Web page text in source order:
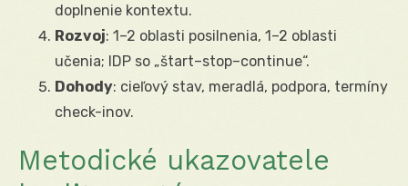
doplnenie kontextu.
Rozvoj: 1–2 oblasti posilnenia, 1–2 oblasti
učenia; IDP so „štart–stop–continue“.
Dohody: cieľový stav, meradlá, podpora, termíny
check-inov.
Metodické ukazovatele